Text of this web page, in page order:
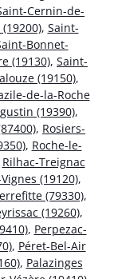
Cernin-de-
, Saint-
Bonnet-
(19130), Saint-
(19150),
de-la-Roche
(19390),
, Rosiers-
, Roche-le-
Rilhac-Treignac
(19120),
(79330),
(19260),
, Perpezac-
, Péret-Bel-Air
, Palazinges